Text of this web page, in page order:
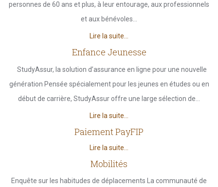
personnes de 60 ans et plus, à leur entourage, aux professionnels
et aux bénévoles...
Lire la suite...
Enfance Jeunesse
StudyAssur, la solution d’assurance en ligne pour une nouvelle
génération Pensée spécialement pour les jeunes en études ou en
début de carrière, StudyAssur offre une large sélection de...
Lire la suite...
Paiement PayFIP
Lire la suite...
Mobilités
Enquête sur les habitudes de déplacements La communauté de